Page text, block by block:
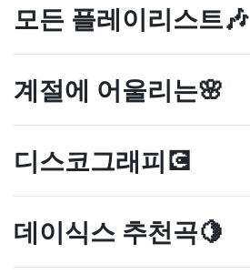
모든 플레이리스트🎶
계절에 어울리는🌸
디스코그래피💽
데이식스 추천곡🍋